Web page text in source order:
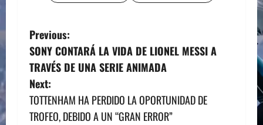
P
o
s
t
Previous:
SONY CONTARÁ LA VIDA DE LIONEL MESSI A
TRAVÉS DE UNA SERIE ANIMADA
Next:
TOTTENHAM HA PERDIDO LA OPORTUNIDAD DE
TROFEO, DEBIDO A UN “GRAN ERROR”